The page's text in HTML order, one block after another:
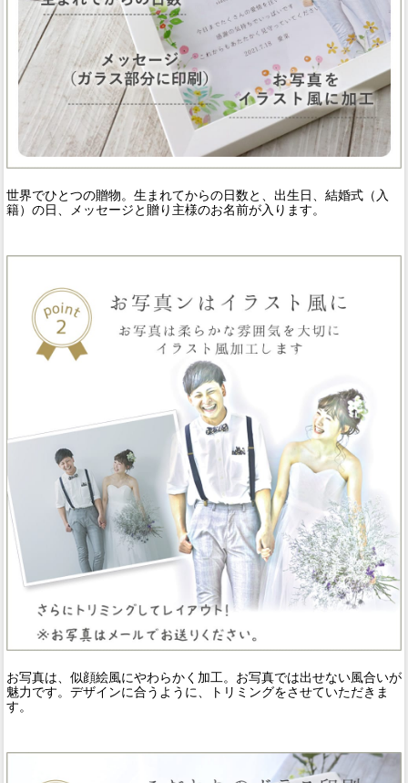
世界でひとつの贈物。生まれてからの日数と、出生日、結婚式（入
籍）の日、メッセージと贈り主様のお名前が入ります。
お写真は、似顔絵風にやわらかく加工。お写真では出せない風合いが
魅力です。デザインに合うように、トリミングをさせていただきま
す。